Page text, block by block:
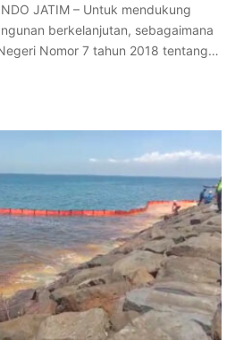
JATIM – Untuk mendukung
berkelanjutan, sebagaimana
Nomor 7 tahun 2018 tentang…